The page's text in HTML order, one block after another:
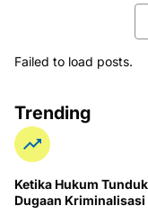
Failed to load posts.
Trending
Ketika Hukum
Dugaan